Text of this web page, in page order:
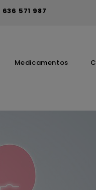
636 571 987
Medicamentos